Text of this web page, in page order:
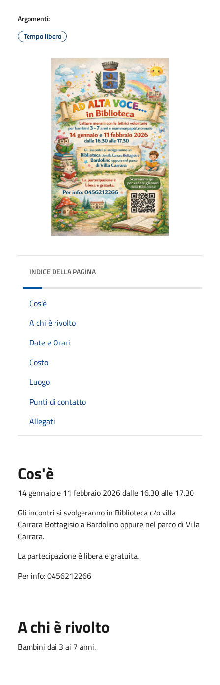
Argomenti:
Tempo libero
INDICE DELLA PAGINA
Cos'è
A chi è rivolto
Date e Orari
Costo
Luogo
Punti di contatto
Allegati
Cos'è
14 gennaio e 11 febbraio 2026 dalle 16.30 alle 17.30
Gli incontri si svolgeranno in Biblioteca c/o villa
Carrara Bottagisio a Bardolino oppure nel parco di Villa
Carrara.
La partecipazione è libera e gratuita.
Per info: 0456212266
A chi è rivolto
Bambini dai 3 ai 7 anni.